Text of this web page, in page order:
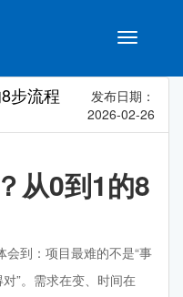
Toggle
步流程
发布日期：
2026-02-26
从0到1的8
到：项目最难的不是“事
”。需求在变、时间在